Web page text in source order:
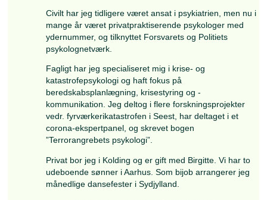
Sektionschef-R Keld Molin
Jeg stiller op til genvalg. Gennem de senere år
behovet for et resilient samfund, der råder over
tilstrækkeligt redningsberedskab. De facto er
reduceret gennem årene og selv nu, hvor vi
for nye trusler, som stiller krav om et alsidigt
og hvor Forsvaret opruster, bliver det ikke i
omfang politisk og økonomisk prioriteret.
I den aktuelle sikkerhedspolitiske situation er
for at indtænke Beredskabsstyrelsens reserve
langt større komponent i redningsberedskabet,